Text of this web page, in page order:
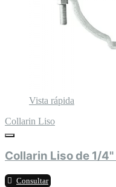
Vista rápida
Collarin Liso
Collarin Liso de 1/
Consultar